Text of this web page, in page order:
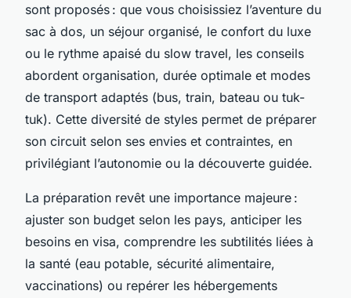
sont proposés : que vous choisissiez l’aventure du
sac à dos, un séjour organisé, le confort du luxe
ou le rythme apaisé du slow travel, les conseils
abordent organisation, durée optimale et modes
de transport adaptés (bus, train, bateau ou tuk-
tuk). Cette diversité de styles permet de préparer
son circuit selon ses envies et contraintes, en
privilégiant l’autonomie ou la découverte guidée.
La préparation revêt une importance majeure :
ajuster son budget selon les pays, anticiper les
besoins en visa, comprendre les subtilités liées à
la santé (eau potable, sécurité alimentaire,
vaccinations) ou repérer les hébergements